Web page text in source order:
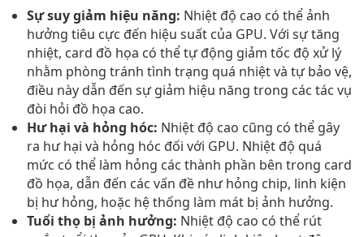
Sự suy giảm hiệu năng: Nhiệt độ cao có thể ảnh
hưởng tiêu cực đến hiệu suất của GPU. Với sự tăng
nhiệt, card đồ họa có thể tự động giảm tốc độ xử lý
nhằm phòng tránh tình trạng quá nhiệt và tự bảo vệ,
điều này dẫn đến sự giảm hiệu năng trong các tác vụ
đòi hỏi đồ họa cao.
Hư hại và hỏng hóc: Nhiệt độ cao cũng có thể gây
ra hư hại và hỏng hóc đối với GPU. Nhiệt độ quá
mức có thể làm hỏng các thành phần bên trong card
đồ họa, dẫn đến các vấn đề như hỏng chip, linh kiện
bị hư hỏng, hoặc hệ thống làm mát bị ảnh hưởng.
Tuổi thọ bị ảnh hưởng: Nhiệt độ cao có thể rút